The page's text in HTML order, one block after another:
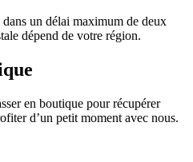
un délai maximum de deux
dépend de votre région.
en boutique pour récupérer
d’un petit moment avec nous.